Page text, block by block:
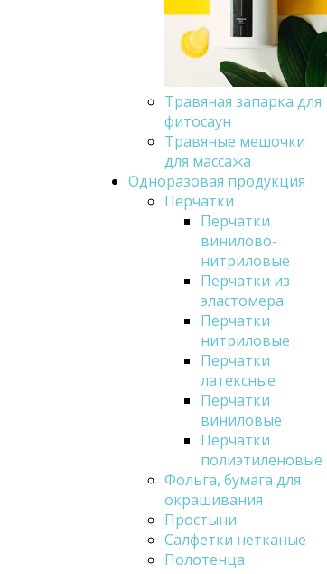
Травяная запарка для
фитосаун
Травяные мешочки
для массажа
Одноразовая продукция
Перчатки
Перчатки
винилово-
нитриловые
Перчатки из
эластомера
Перчатки
нитриловые
Перчатки
латексные
Перчатки
виниловые
Перчатки
полиэтиленовые
Фольга, бумага для
окрашивания
Простыни
Салфетки нетканые
Полотенца